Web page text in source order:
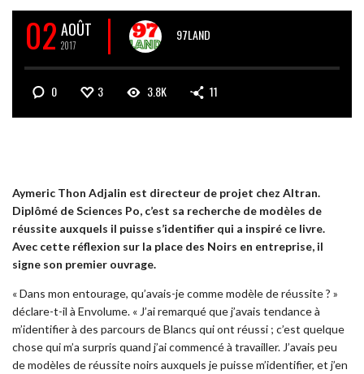
02 AOÛT
2017
97LAND
0 3 3.8K 11
Aymeric Thon Adjalin est directeur de projet chez Altran.
Diplômé de Sciences Po, c’est sa recherche de modèles de
réussite auxquels il puisse s’identifier qui a inspiré ce livre.
Avec cette réflexion sur la place des Noirs en entreprise, il
signe son premier ouvrage.
« Dans mon entourage, qu’avais-je comme modèle de réussite ? »
déclare-t-il à Envolume. « J’ai remarqué que j’avais tendance à
m’identifier à des parcours de Blancs qui ont réussi ; c’est quelque
chose qui m’a surpris quand j’ai commencé à travailler. J’avais peu
de modèles de réussite noirs auxquels je puisse m’identifier, et j’en